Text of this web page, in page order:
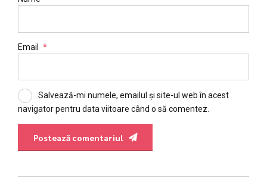
Email *
Salvează-mi numele, emailul și site-ul web în acest
navigator pentru data viitoare când o să comentez.
Postează comentariul